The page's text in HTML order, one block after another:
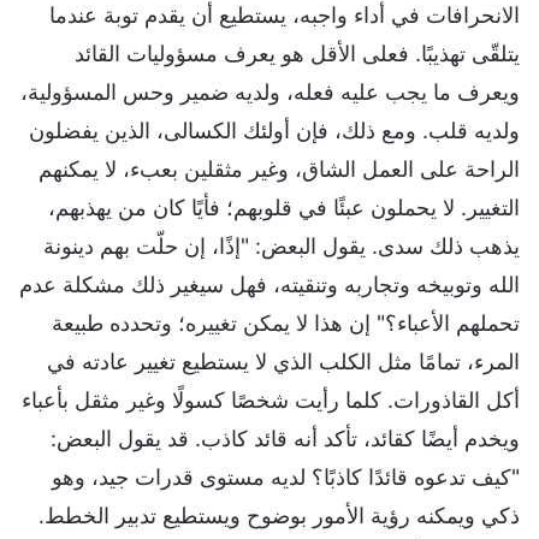
الانحرافات في أداء واجبه، يستطيع أن يقدم توبة عندما
يتلقّى تهذيبًا. فعلى الأقل هو يعرف مسؤوليات القائد
ويعرف ما يجب عليه فعله، ولديه ضمير وحس المسؤولية،
ولديه قلب. ومع ذلك، فإن أولئك الكسالى، الذين يفضلون
الراحة على العمل الشاق، وغير مثقلين بعبء، لا يمكنهم
التغيير. لا يحملون عبئًا في قلوبهم؛ فأيًا كان من يهذبهم،
يذهب ذلك سدى. يقول البعض: "إذًا، إن حلّت بهم دينونة
الله وتوبيخه وتجاربه وتنقيته، فهل سيغير ذلك مشكلة عدم
تحملهم الأعباء؟" إن هذا لا يمكن تغييره؛ وتحدده طبيعة
المرء، تمامًا مثل الكلب الذي لا يستطيع تغيير عادته في
أكل القاذورات. كلما رأيت شخصًا كسولًا وغير مثقل بأعباء
ويخدم أيضًا كقائد، تأكد أنه قائد كاذب. قد يقول البعض:
"كيف تدعوه قائدًا كاذبًا؟ لديه مستوى قدرات جيد، وهو
ذكي ويمكنه رؤية الأمور بوضوح ويستطيع تدبير الخطط.